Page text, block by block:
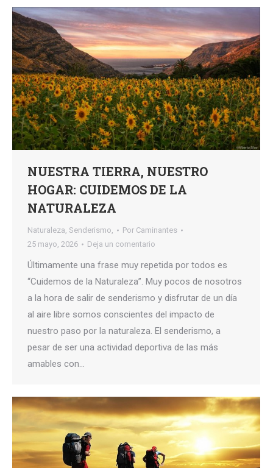
NUESTRA TIERRA, NUESTRO
HOGAR: CUIDEMOS DE LA
NATURALEZA
Naturaleza, Senderismo, Por Caminantes
25 mayo, 2026
Deja un comentario
Últimamente una frase muy repetida por todos es
“Cuidemos de la Naturaleza”. Muy pocos de nosotros
a la hora de salir de senderismo y disfrutar de un día
al aire libre somos conscientes del impacto de
nuestro paso por la naturaleza. El senderismo, a
pesar de ser una actividad deportiva de las más
amables con…